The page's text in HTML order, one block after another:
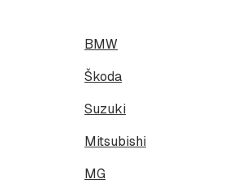
BMW
Škoda
Suzuki
Mitsubishi
MG